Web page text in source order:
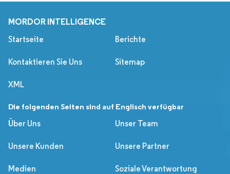
MORDOR INTELLIGENCE
Startseite Berichte
Kontaktieren Sie Uns Sitemap
XML
Die folgenden Seiten sind auf Englisch verfügbar
Über Uns
Unser Team
Unsere Kunden Unsere Partner
Medien Soziale Verantwortung